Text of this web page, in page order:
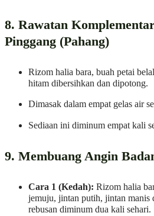
8. Rawatan
Pinggang (Pahang)
Rizom halia bara, buah petai
hitam dibersihkan dan dipotong.
Dimasak dalam empat gelas air
Sediaan ini diminum empat kali
9. Membuang Angin
Cara 1 (Kedah): Rizom halia
jemuju, jintan putih, jintan manis
rebusan diminum dua kali sehari.